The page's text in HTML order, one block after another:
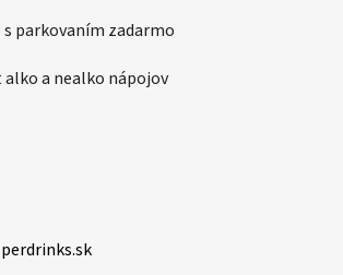
parkovaním zadarmo
a nealko nápojov